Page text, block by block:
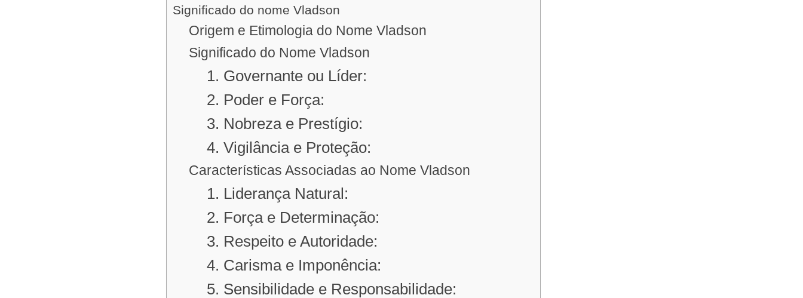
Significado do nome Vladson
Origem e Etimologia do Nome Vladson
Significado do Nome Vladson
1. Governante ou Líder:
2. Poder e Força:
3. Nobreza e Prestígio:
4. Vigilância e Proteção:
Características Associadas ao Nome Vladson
1. Liderança Natural:
2. Força e Determinação:
3. Respeito e Autoridade:
4. Carisma e Imponência:
5. Sensibilidade e Responsabilidade: